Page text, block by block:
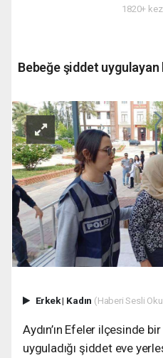
1820+
Bebeğe şiddet uygulayan
Erkek| Kadın (Haberi Sesli
Aydın’ın Efeler ilçesinde
uyguladığı şiddet eve